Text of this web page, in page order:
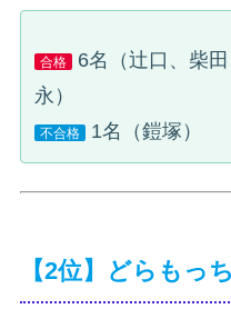
合格
6名（辻口、柴
永）
不合格 1名（鎧塚）
【2位】どらもっ